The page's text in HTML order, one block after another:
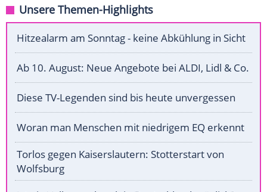
Unsere Themen-Highlights
Hitzealarm am Sonntag - keine Abkühlung in Sicht
Ab 10. August: Neue Angebote bei ALDI, Lidl & Co.
Diese TV-Legenden sind bis heute unvergessen
Woran man Menschen mit niedrigem EQ erkennt
Torlos gegen Kaiserslautern: Stotterstart von
Wolfsburg